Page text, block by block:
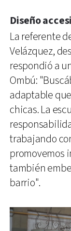
Diseño
La referente
Velázquez,
respondió a
Ombú:
adaptable
chicas. La
trabajando
promovemos
también
barrio".